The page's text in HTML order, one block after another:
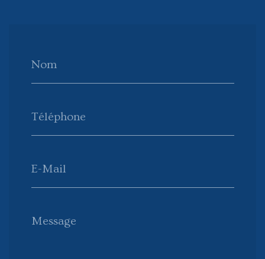
Nom
Téléphone
E-Mail
Message